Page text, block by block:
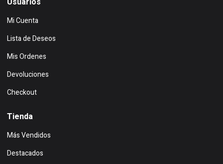
Mi Cuenta
Lista de Deseos
Mis Ordenes
Devoluciones
Checkout
Tienda
Más Vendidos
Destacados